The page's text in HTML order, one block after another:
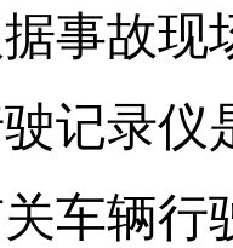
事故现
记录仪
车辆行